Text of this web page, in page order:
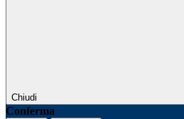
Chiudi
Conferma